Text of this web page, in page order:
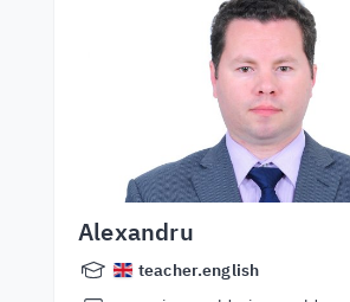
Alexandru
teacher.english